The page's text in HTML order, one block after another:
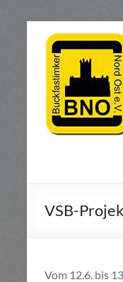
Inhalt
springen
VSB-
Vom 12.6. bis